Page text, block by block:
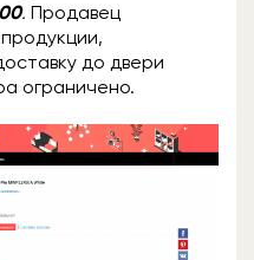
. Продавец
до двери
ограничено.